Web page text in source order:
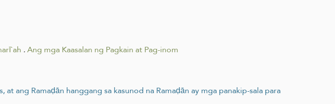
.Ang mga Kaasalan ng Pagkain at Pag-inom
ang Ramaḍān hanggang sa kasunod na Ramaḍān ay mga panakip-sala para